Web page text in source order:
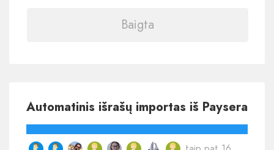
Baigta
Automatinis išrašų importas iš Paysera